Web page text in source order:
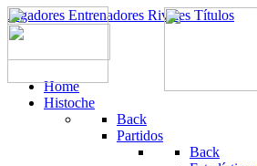
Jugadores Entrenadores Rivales Títulos
Home
Histoche
Back
Partidos
Back